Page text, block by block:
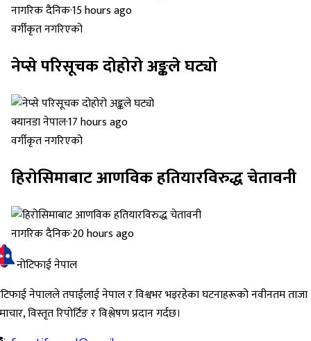
नागरिक दैनिक·15 hours ago
वर्गीकृत नगरिएको
नेप्से परिसूचक दोहोरो अङ्कले घट्यो
क्यानडा नेपाल·17 hours ago
वर्गीकृत नगरिएको
हिरोसिमाबाट आणविक हतियारविरुद्ध चेतावनी
नागरिक दैनिक·20 hours ago
नोटिफाई नेपाल
नेपालले तपाईंलाई नेपाल र विश्वभर भइरहेका घटनाहरूको नवीनतम ताजा
विस्तृत रिपोर्टिङ र विश्लेषण प्रदान गर्दछ।